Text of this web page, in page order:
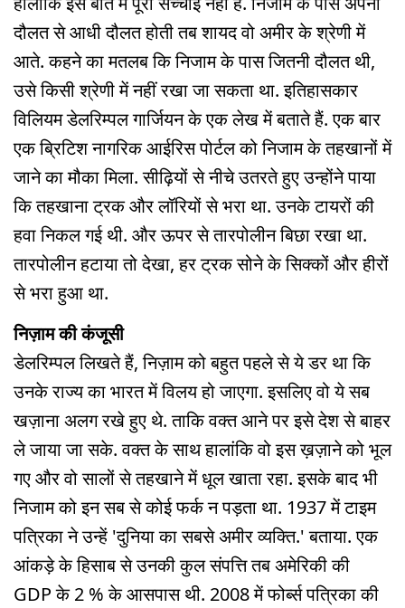
दौलत से आधी दौलत होती तब शायद वो अमीर के श्रेणी में
आते. कहने का मतलब कि निजाम के पास जितनी दौलत थी,
उसे किसी श्रेणी में नहीं रखा जा सकता था. इतिहासकार
विलियम डेलरिम्पल गार्जियन के एक लेख में बताते हैं. एक बार
एक ब्रिटिश नागरिक आईरिस पोर्टल को निजाम के तहखानों में
जाने का मौका मिला. सीढ़ियों से नीचे उतरते हुए उन्होंने पाया
कि तहखाना ट्रक और लॉरियों से भरा था. उनके टायरों की
हवा निकल गई थी. और ऊपर से तारपोलीन बिछा रखा था.
तारपोलीन हटाया तो देखा, हर ट्रक सोने के सिक्कों और हीरों
से भरा हुआ था.
निज़ाम की कंजूसी
डेलरिम्पल लिखते हैं, निज़ाम को बहुत पहले से ये डर था कि
उनके राज्य का भारत में विलय हो जाएगा. इसलिए वो ये सब
खज़ाना अलग रखे हुए थे. ताकि वक्त आने पर इसे देश से बाहर
ले जाया जा सके. वक्त के साथ हालांकि वो इस ख़ज़ाने को भूल
गए और वो सालों से तहखाने में धूल खाता रहा. इसके बाद भी
निजाम को इन सब से कोई फर्क न पड़ता था. 1937 में टाइम
पत्रिका ने उन्हें 'दुनिया का सबसे अमीर व्यक्ति.' बताया. एक
आंकड़े के हिसाब से उनकी कुल संपत्ति तब अमेरिकी की
GDP के 2 % के आसपास थी. 2008 में फोर्ब्स पत्रिका की